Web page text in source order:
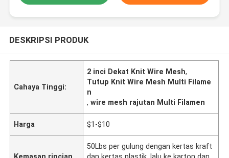
DESKRIPSI PRODUK
Cahaya Tinggi:
2 inci Dekat Knit Wire Mesh,
Tutup Knit Wire Mesh Multi Filame
n
,wire mesh rajutan Multi Filamen
Harga $1-$10
Kemasan rincian
50Lbs per gulung dengan kertas kraft
dan kertas plastik, lalu ke karton dan